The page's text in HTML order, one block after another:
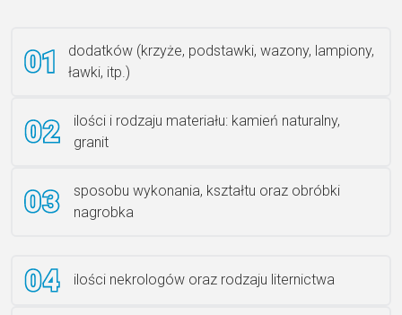
Ławka granitowa LG 12
dodatków (krzyże, podstawki, wazony, lampiony,
ławki, itp.)
ilości i rodzaju materiału: kamień naturalny,
granit
sposobu wykonania, kształtu oraz obróbki
nagrobka
ilości nekrologów oraz rodzaju liternictwa